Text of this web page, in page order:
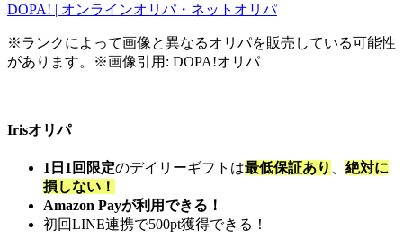
DOPA! | オンラインオリパ・ネットオリパ
※ランクによって画像と異なるオリパを販売している可能性
があります。※画像引用: DOPA!オリパ
Irisオリパ
1日1回限定のデイリーギフトは最低保証あり
絶対に
損しない！
Amazon Payが利用できる！
初回LINE連携で500pt獲得できる！